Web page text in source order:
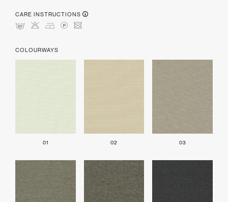
CARE INSTRUCTIONS
mHDLU
COLOURWAYS
01 02 03